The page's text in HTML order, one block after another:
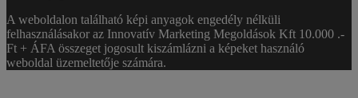
A weboldalon található képi anyagok engedély nélküli
felhasználásakor az Innovatív Marketing Megoldások Kft 10.000 .-
Ft + ÁFA összeget jogosult kiszámlázni a képeket használó
weboldal üzemeltetője számára.